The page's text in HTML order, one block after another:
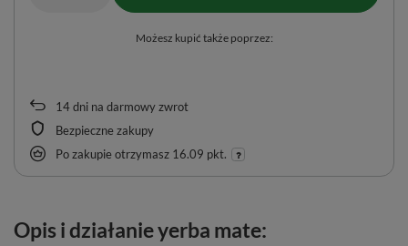
14dni na darmowy zwrot
Bezpieczne zakupy
Po zakupie otrzymasz 16.09 pkt.
Możesz kupić także poprzez:
Opis i działanie yerba mate: